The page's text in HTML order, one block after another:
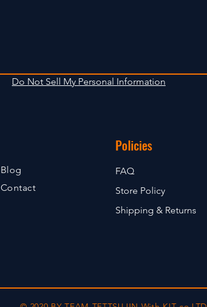
Blog
Contact
Policies
FAQ
Store Policy
Shipping & Returns
Do Not Sell My Personal Information